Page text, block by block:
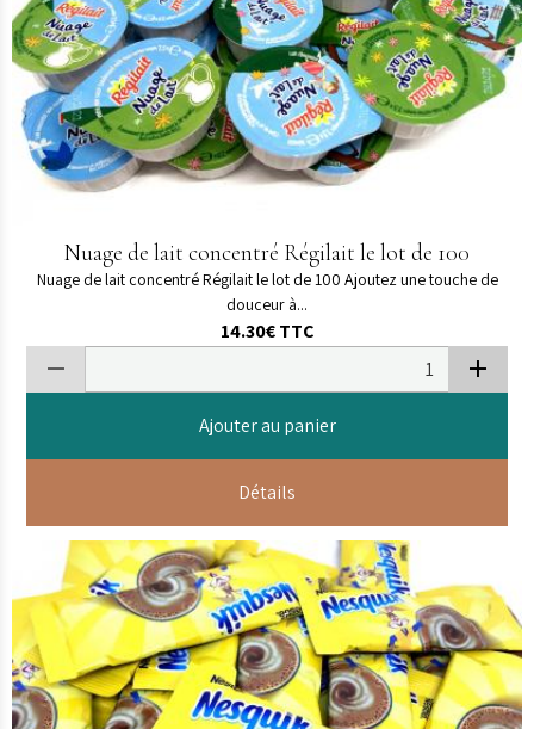
Nuage de lait concentré Régilait le lot de 100
Nuage de lait concentré Régilait le lot de 100 Ajoutez une touche de
douceur à...
14.30€TTC
Ajouter au panier
Détails